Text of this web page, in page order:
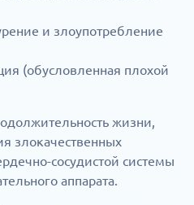
и злоупотребление
(обусловленная плохой
жизни,
злокачественных
сосудистой системы
аппарата.